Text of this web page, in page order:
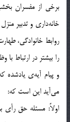
برخی از مفسران
خانه‌داری و تدبیر
روابط خانوادگی،
و پیام آیه‌ی
می‌آید این است که:
اولاً: مسئله حق رأی